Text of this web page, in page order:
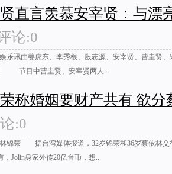
直言羡慕安宰贤：与漂
论:0
乐讯由姜虎东、李秀根、殷志源、安宰贤、曹圭贤
。 节目中曹圭贤、安宰贤两人...
称婚姻要财产共有 欲分
:0
锦荣 据台湾媒体报道，32岁锦荣和36岁蔡依林交
Jolin身家外传20亿台币，想...